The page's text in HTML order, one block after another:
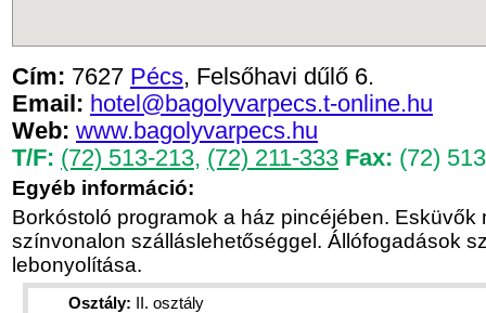
Cím: 7627 Pécs, Felsőhavi dűlő 6.
Email: hotel@bagolyvarpecs.t-online.hu
Web: www.bagolyvarpecs.hu
T/F: (72) 513-213, (72) 211-333 Fax: (72)
Egyéb információ:
Borkóstoló programok a ház pincéjében. Esküvők
színvonalon szálláslehetőséggel. Állófogadások
lebonyolítása.
Osztály: II. osztály